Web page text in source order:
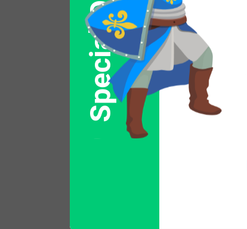
24.99
Special Offer